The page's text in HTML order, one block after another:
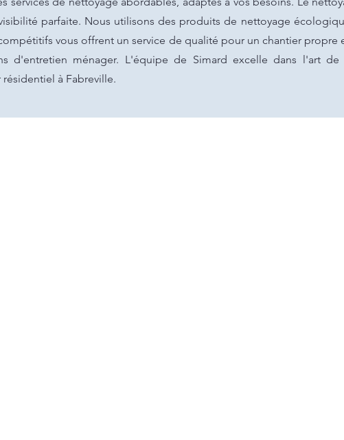
parfaite. Nous utilisons des produits de nettoyage
vous offrent un service de qualité pour un chantier propre
d'entretien ménager. L'équipe de Simard excelle dans l'art de
à Fabreville.